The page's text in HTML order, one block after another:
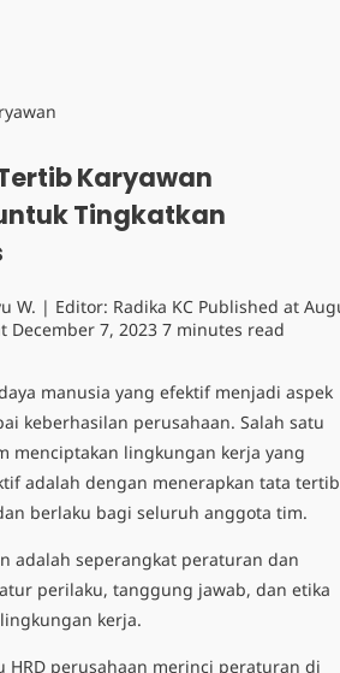
Karyawan
Tingkatkan
W. | Editor: Radika KC Published at
December 7, 2023 7 minutes read
manusia yang efektif menjadi aspek
keberhasilan perusahaan. Salah satu
menciptakan lingkungan kerja yang
adalah dengan menerapkan tata tertib
berlaku bagi seluruh anggota tim.
adalah seperangkat peraturan dan
perilaku, tanggung jawab, dan etika
kerja.
HRD perusahaan merinci peraturan di